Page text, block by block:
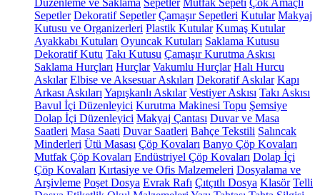
Düzenleme ve Saklama Sepetler Mutfak Sepeti Çok Amaçlı
Sepetler Dekoratif Sepetler Çamaşır Sepetleri Kutular Makyaj
Kutusu ve Organizerleri Plastik Kutular Kumaş Kutular
Ayakkabı Kutuları Oyuncak Kutuları Saklama Kutusu
Dekoratif Kutu Takı Kutusu Çamaşır Kurutma Askısı
Saklama Hurçları Hurçlar Vakumlu Hurçlar Halı Hurcu
Askılar Elbise ve Aksesuar Askıları Dekoratif Askılar Kapı
Arkası Askıları Yapışkanlı Askılar Vestiyer Askısı Takı Askısı
Bavul İçi Düzenleyici Kurutma Makinesi Topu Şemsiye
Dolap İçi Düzenleyici Makyaj Çantası Duvar ve Masa
Saatleri Masa Saati Duvar Saatleri Bahçe Tekstili Salıncak
Minderleri Ütü Masası Çöp Kovaları Banyo Çöp Kovaları
Mutfak Çöp Kovaları Endüstriyel Çöp Kovaları Dolap İçi
Çöp Kovaları Kırtasiye ve Ofis Malzemeleri Dosyalama ve
Arşivleme Poşet Dosya Evrak Rafı Çıtçıtlı Dosya Klasör Telli